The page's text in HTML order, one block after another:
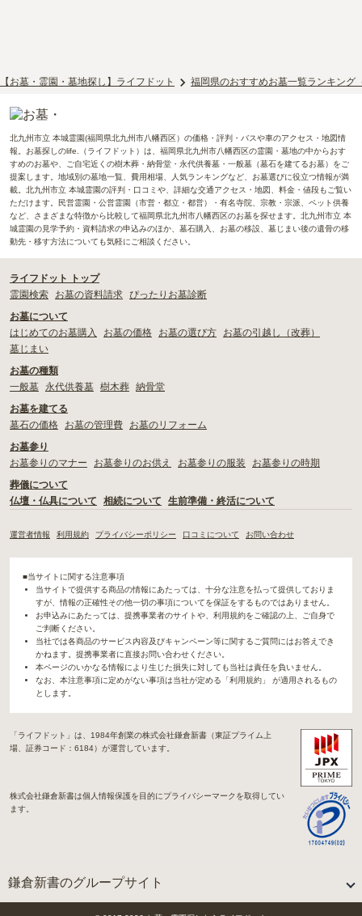
【お墓・霊園・墓地探し】ライフドット 福岡県のおすすめお墓一覧ランキング
北九州市立 本城霊園(福岡県北九州市八幡西区）の価格・評判・バスや車のアクセス・地図情
報。お墓探しのlife.（ライフドット）は、福岡県北九州市八幡西区の霊園・墓地の中からおす
すめのお墓や、ご自宅近くの樹木葬・納骨堂・永代供養墓・一般墓（墓石を建てるお墓）をご
提案します。地域別の墓地一覧、費用相場、人気ランキングなど、お墓選びに役立つ情報が満
載。北九州市立 本城霊園の評判・口コミや、詳細な交通アクセス・地図、料金・値段もご覧い
ただけます。民営霊園・公営霊園（市営・都立・都営）・有名寺院、宗教・宗派、ペット供養
など、さまざまな特徴から比較して福岡県北九州市八幡西区のお墓を探せます。北九州市立 本
城霊園の見学予約・資料請求の申込みのほか、墓石購入、お墓の移設、墓じまい後の遺骨の移
動先・移す方法についても気軽にご相談ください。
ライフドット トップ
霊園検索
お墓の資料請求 ぴったりお墓診断
お墓について
はじめてのお墓購入
お墓の価格 お墓の選び方
お墓の引越し（改葬）
墓じまい
お墓の種類
一般墓
永代供養墓 樹木葬 納骨堂
お墓を建てる
墓石の価格
お墓の管理費
お墓のリフォーム
お墓参り
お墓参りのマナー
お墓参りのお供え お墓参りの服装
お墓参りの時期
葬儀について
仏壇・仏具について
相続について 生前準備・終活について
運営者情報 利用規約 プライバシーポリシー 口コミについて お問い合わせ
■当サイトに関する注意事項
当サイトで提供する商品の情報にあたっては、十分な注意を払って提供しておりま
すが、情報の正確性その他一切の事項についてを保証をするものではありません。
お申込みにあたっては、提携事業者のサイトや、利用規約をご確認の上、ご自身で
ご判断ください。
当社では各商品のサービス内容及びキャンペーン等に関するご質問にはお答えでき
かねます。提携事業者に直接お問い合わせください。
本ページのいかなる情報により生じた損失に対しても当社は責任を負いません。
なお、本注意事項に定めがない事項は当社が定める「利用規約」 が適用されるもの
とします。
「ライフドット」は、1984年創業の株式会社鎌倉新書（東証プライム上
場、証券コード：6184）が運営しています。
株式会社鎌倉新書は個人情報保護を目的にプライバシーマークを取得してい
ます。
鎌倉新書のグループサイト
「Life.（ライフドット）」関連サイト